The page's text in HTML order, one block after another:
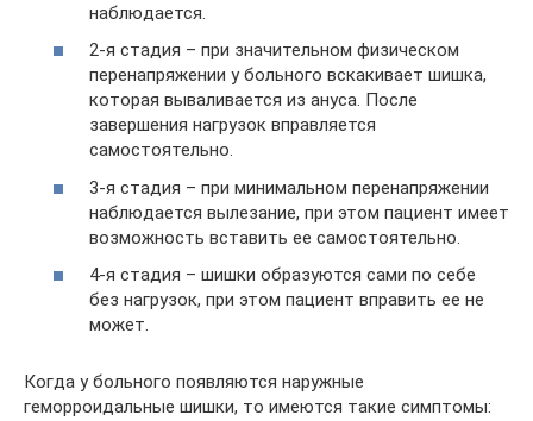
наблюдается.
2-я стадия – при значительном физическом
перенапряжении у больного вскакивает шишка,
которая вываливается из ануса. После
завершения нагрузок вправляется
самостоятельно.
3-я стадия – при минимальном перенапряжении
наблюдается вылезание, при этом пациент имеет
возможность вставить ее самостоятельно.
4-я стадия – шишки образуются сами по себе
без нагрузок, при этом пациент вправить ее не
может.
Когда у больного появляются наружные
геморроидальные шишки, то имеются такие симптомы: